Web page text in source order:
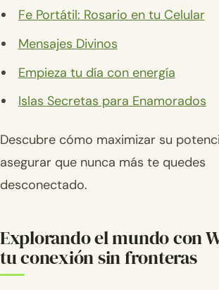
Fe Portátil: Rosario en tu Celular
Mensajes Divinos
Empieza tu día con energía
Islas Secretas para Enamorados
Descubre cómo maximizar su
asegurar que nunca más te quedes
desconectado.
Explorando el mundo con
tu conexión sin fronteras